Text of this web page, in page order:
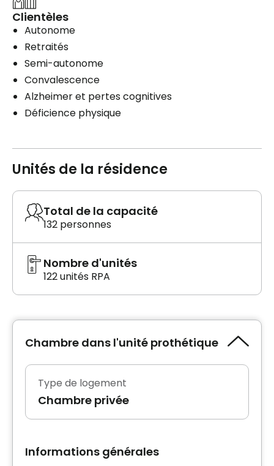
Clientèles
Autonome
Retraités
Semi-autonome
Convalescence
Alzheimer et pertes cognitives
Déficience physique
Unités de la résidence
Total de la capacité
132 personnes
Nombre d'unités
122 unités RPA
Chambre dans l'unité prothétique
Type de logement
Chambre privée
Informations générales